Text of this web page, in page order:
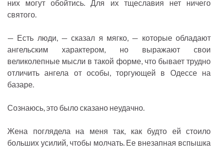
них могут обойтись. Для их тщеславия нет ничего
святого.
— Есть люди, — сказал я мягко, — которые обладают
ангельским характером, но выражают свои
великолепные мысли в такой форме, что бывает трудно
отличить ангела от особы, торгующей в Одессе на
базаре.
Сознаюсь, это было сказано неудачно.
Жена поглядела на меня так, как будто ей стоило
больших усилий, чтобы молчать. Ее внезапная вспышка